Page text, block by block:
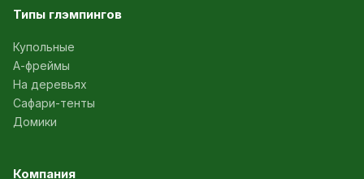
Типы глэмпингов
Купольные
А-фреймы
На деревьях
Сафари-тенты
Домики
Компания